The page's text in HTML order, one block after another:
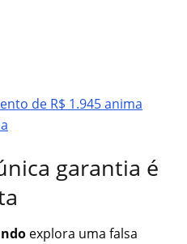
de R$ 1.945 anima
garantia é
explora uma falsa